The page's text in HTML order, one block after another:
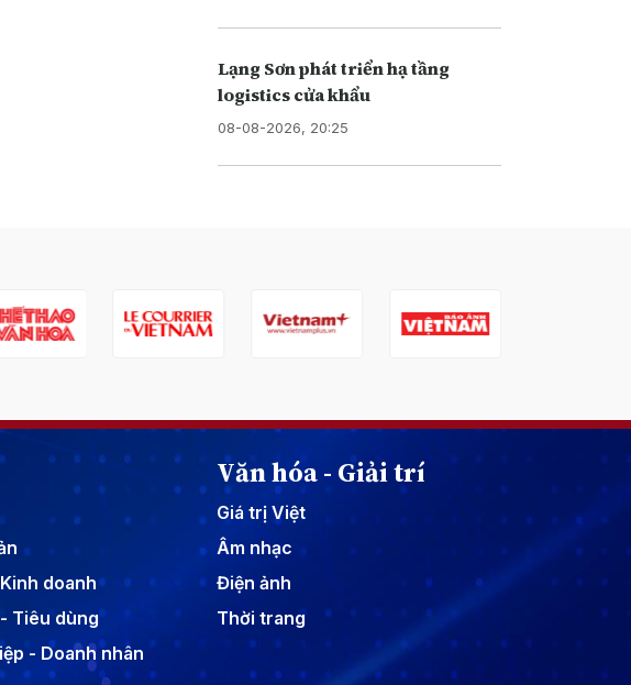
Lạng Sơn phát triển hạ tầng
logistics cửa khẩu
08-08-2026, 20:25
doanh
Tiêu dùng
- Doanh nhân
Văn hóa - Giải trí
Giá trị Việt
Âm nhạc
Điện ảnh
Thời trang